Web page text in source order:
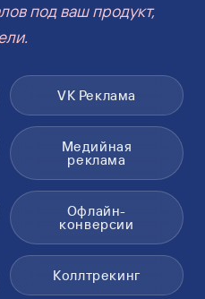
под ваш продукт,
VK Реклама
Медийная
реклама
Офлайн-
конверсии
Коллтрекинг